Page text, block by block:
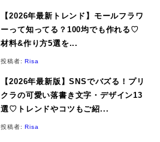
【2026年最新トレンド】モールフラワ
ーって知ってる？100均でも作れる♡
材料&作り方5選を...
投稿者:Risa
【2026年最新版】SNSでバズる！プリ
クラの可愛い落書き文字・デザイン13
選♡トレンドやコツもご紹...
投稿者:Risa